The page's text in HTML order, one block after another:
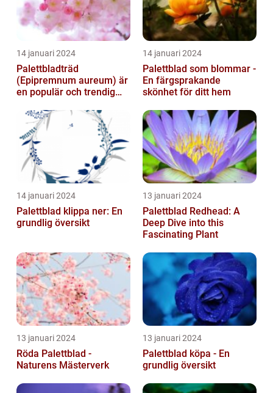
14 januari 2024
Palettbladträd
(Epipremnum aureum) är
en populär och trendig
populär de ...
14 januari 2024
Palettblad som blommar -
En färgsprakande
skönhet för ditt hem
14 januari 2024
Palettblad klippa ner: En
grundlig översikt
13 januari 2024
Palettblad Redhead: A
Deep Dive into this
Fascinating Plant
13 januari 2024
Röda Palettblad -
Naturens Mästerverk
13 januari 2024
Palettblad köpa - En
grundlig översikt